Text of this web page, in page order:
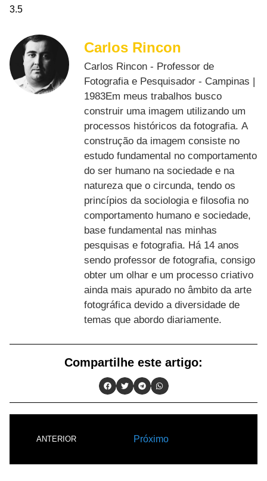
3.5
Carlos Rincon
Carlos Rincon - Professor de
Fotografia e Pesquisador - Campinas |
1983Em meus trabalhos busco
construir uma imagem utilizando um
processos históricos da fotografia. A
construção da imagem consiste no
estudo fundamental no comportamento
do ser humano na sociedade e na
natureza que o circunda, tendo os
princípios da sociologia e filosofia no
comportamento humano e sociedade,
base fundamental nas minhas
pesquisas e fotografia. Há 14 anos
sendo professor de fotografia, consigo
obter um olhar e um processo criativo
ainda mais apurado no âmbito da arte
fotográfica devido a diversidade de
temas que abordo diariamente.
Compartilhe este artigo:
ANTERIOR Próximo